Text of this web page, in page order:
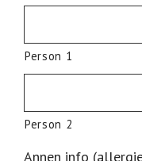
Person 1
Person 2
Annen info